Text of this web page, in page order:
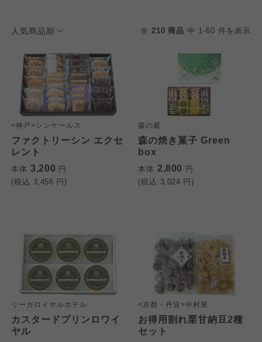
人気商品順 全 210 商品 中 1-60 件を表示
<神戸>シンケールス
ファクトリーシン エクセ
レント
本体 3,200 円
(税込 3,456 円)
森の庭
森の焼き菓子 Green
box
本体 2,800 円
(税込 3,024 円)
リーガロイヤルホテル
カスタードプリンロワイ
ヤル
<京都・丹波>中村屋
お得用割れ栗甘納豆2種
セット